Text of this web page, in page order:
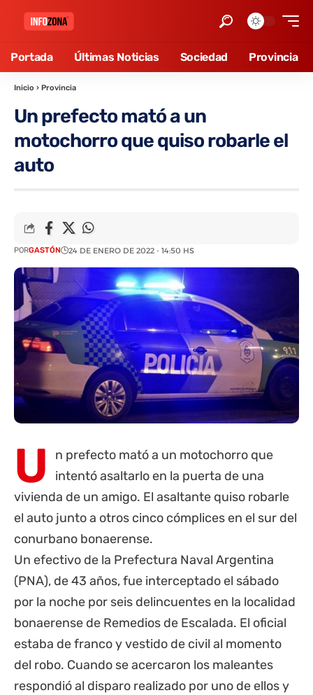
Portada Últimas Noticias Sociedad Provincia
Inicio › Provincia
Un prefecto mató a un
motochorro que quiso robarle el
auto
PORGASTÓN 24 DE ENERO DE 2022 - 14:50 HS
U
n prefecto mató a un motochorro que
intentó asaltarlo en la puerta de una
vivienda de un amigo. El asaltante quiso robarle
el auto junto a otros cinco cómplices en el sur del
conurbano bonaerense.
Un efectivo de la Prefectura Naval Argentina
(PNA), de 43 años, fue interceptado el sábado
por la noche por seis delincuentes en la localidad
bonaerense de Remedios de Escalada. El oficial
estaba de franco y vestido de civil al momento
del robo. Cuando se acercaron los maleantes
respondió al disparo realizado por uno de ellos y